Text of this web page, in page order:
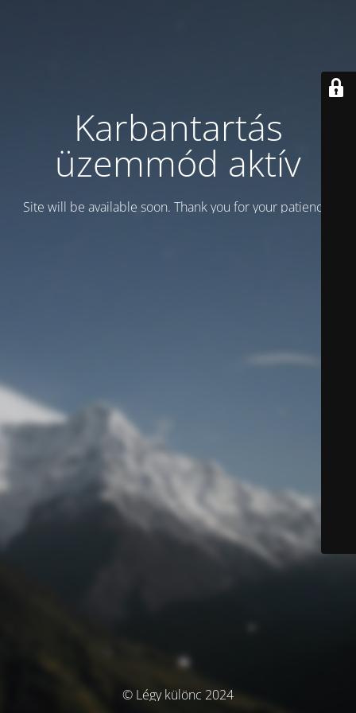
Karbantartás
üzemmód aktív
Site will be available soon. Thank you for your patience!
© Légy különc 2024